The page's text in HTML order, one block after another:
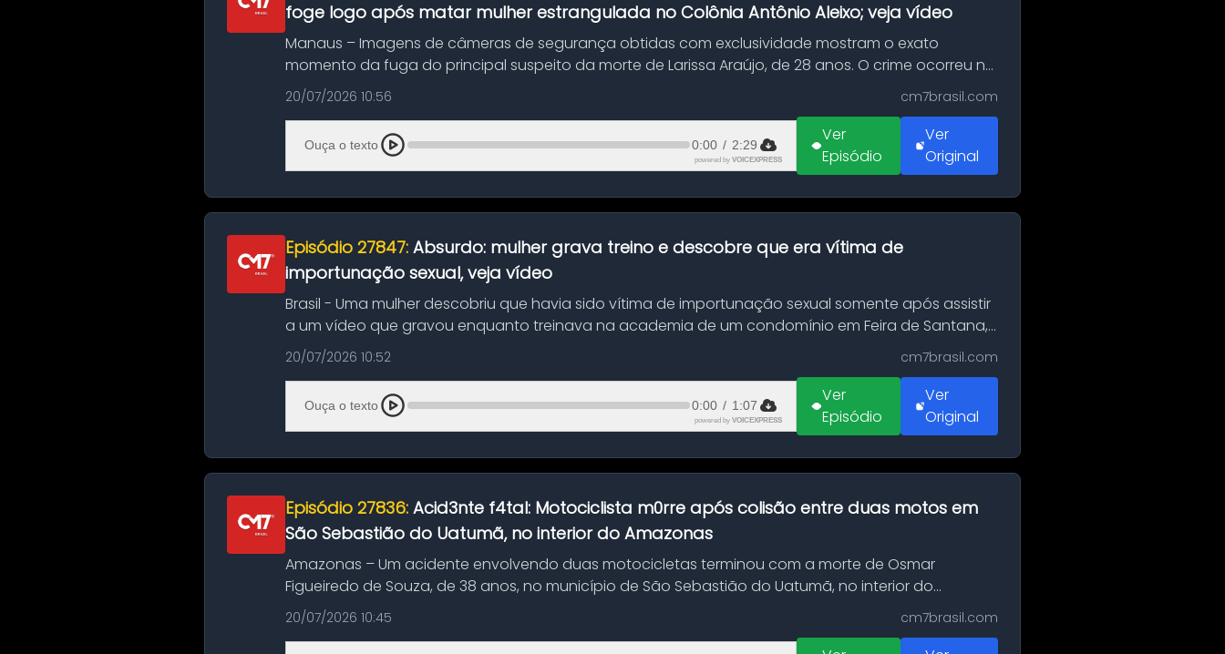
foge logo após matar mulher estrangulada no Colônia Antônio Aleixo; veja vídeo
Manaus – Imagens de câmeras de segurança obtidas com exclusividade mostram o exato
momento da fuga do principal suspeito da morte de Larissa Araújo, de 28 anos. O crime ocorreu na
noite deste último d...
20/07/2026 10:56 cm7brasil.com
Ouça o texto 0:00 / 2:29
powered by VOICEXPRESS
Ver
Episódio
Ver
Original
Episódio 27847: Absurdo: mulher grava treino e descobre que era vítima de
importunação sexual, veja vídeo
Brasil - Uma mulher descobriu que havia sido vítima de importunação sexual somente após assistir
a um vídeo que gravou enquanto treinava na academia de um condomínio em Feira de Santana,
na Bahia. O c...
20/07/2026 10:52 cm7brasil.com
Ouça o texto 0:00 / 1:07
powered by VOICEXPRESS
Ver
Episódio
Ver
Original
Episódio 27836: Acid3nte f4tal: Motociclista m0rre após colisão entre duas motos em
São Sebastião do Uatumã, no interior do Amazonas
Amazonas – Um acidente envolvendo duas motocicletas terminou com a morte de Osmar
Figueiredo de Souza, de 38 anos, no município de São Sebastião do Uatumã, no interior do
Amazonas. A colisão ocorreu n...
20/07/2026 10:45 cm7brasil.com